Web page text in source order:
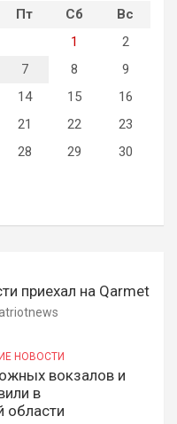
Пт Сб
Вс
1
2
7 8
9
14 15
16
21 22
23
28 29
30
приехал на Qarmet
НОВОСТИ
вокзалов и
в
области